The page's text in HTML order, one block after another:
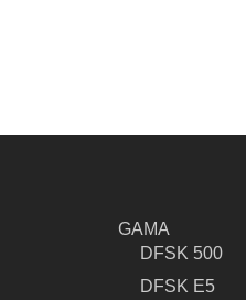
GAMA
DFSK 500
DFSK E5